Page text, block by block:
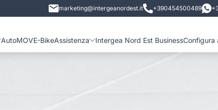
marketing@intergeanordest.it +390454500489
AutoMOVE-BikeAssistenza Intergea Nord Est BusinessConfigura